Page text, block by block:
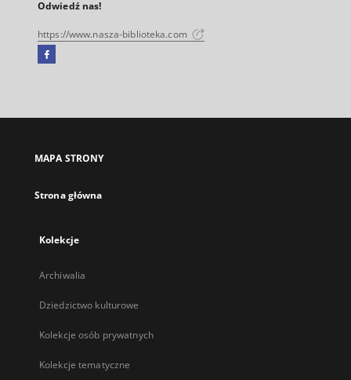
Odwiedź nas!
https://www.nasza-biblioteka.com
Facebook
się
karcie
MAPA STRONY
Strona główna
Kolekcje
Archiwalia
Dziedzictwo kulturowe
Kolekcje osób prywatnych
Kolekcje tematyczne